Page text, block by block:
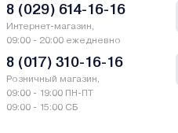
8 (029) 614-16-16
Интернет-магазин,
09:00 - 20:00 ежедневно
8 (017) 310-16-16
Розничный магазин,
09:00 - 19:00 ПН-ПТ
09:00 - 15:00 СБ